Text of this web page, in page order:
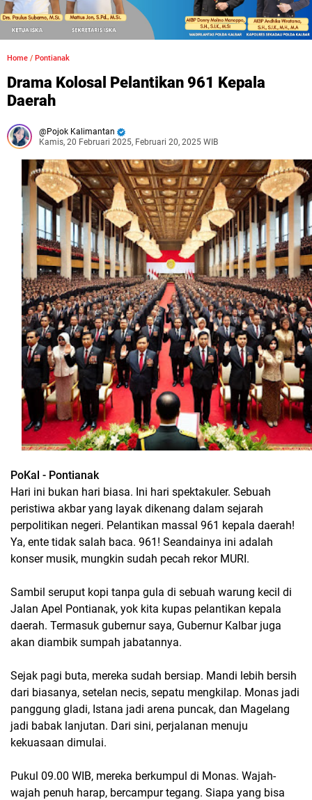
Home / Pontianak
Drama Kolosal Pelantikan 961 Kepala
Daerah
Pojok Kalimantan
Kamis, 20 Februari 2025, Februari 20, 2025 WIB
PoKal - Pontianak
Hari ini bukan hari biasa. Ini hari spektakuler. Sebuah
peristiwa akbar yang layak dikenang dalam sejarah
perpolitikan negeri. Pelantikan massal 961 kepala daerah!
Ya, ente tidak salah baca. 961! Seandainya ini adalah
konser musik, mungkin sudah pecah rekor MURI.
Sambil seruput kopi tanpa gula di sebuah warung kecil di
Jalan Apel Pontianak, yok kita kupas pelantikan kepala
daerah. Termasuk gubernur saya, Gubernur Kalbar juga
akan diambik sumpah jabatannya.
Sejak pagi buta, mereka sudah bersiap. Mandi lebih bersih
dari biasanya, setelan necis, sepatu mengkilap. Monas jadi
panggung gladi, Istana jadi arena puncak, dan Magelang
jadi babak lanjutan. Dari sini, perjalanan menuju
kekuasaan dimulai.
Pukul 09.00 WIB, mereka berkumpul di Monas. Wajah-
wajah penuh harap, bercampur tegang. Siapa yang bisa